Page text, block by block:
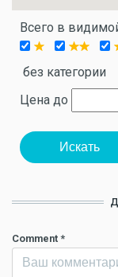
Всего в
без категории
Цена до
Искать
Comment *